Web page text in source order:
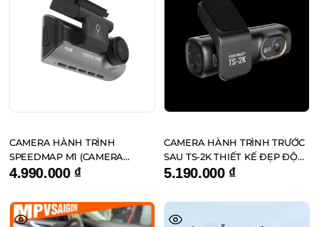
CAMERA HÀNH TRÌNH
SPEEDMAP M1 (CAMERA
HÀNH TRÌNH HIỂN THỊ TỐC
GIAO THÔNG)
4.990.000 ₫
CAMERA HÀNH TRÌNH TRƯỚC
SAU TS-2K THIẾT KẾ ĐẸP ĐỘ
PHÂN GIẢI 2K
5.190.000 ₫